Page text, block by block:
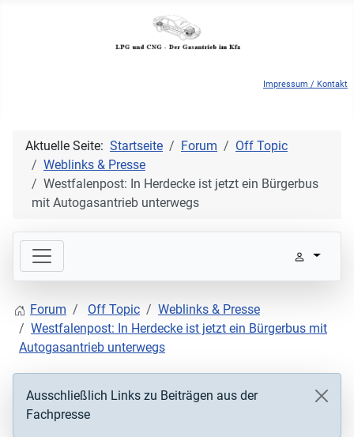
Impressum / Kontakt
Aktuelle Seite: Startseite Forum
Off Topic
Weblinks & Presse
Westfalenpost: In Herdecke ist jetzt ein Bürgerbus
mit Autogasantrieb unterwegs
Forum Off Topic
Weblinks & Presse
Westfalenpost: In Herdecke ist jetzt ein Bürgerbus mit
Autogasantrieb unterwegs
Ausschließlich Links zu Beiträgen aus der
Fachpresse